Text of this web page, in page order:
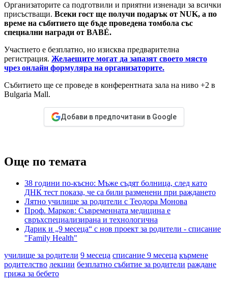
Организаторите са подготвили и приятни изненади за всички
присъстващи. Всеки гост ще получи подарък от NUK, а по
време на събитието ще бъде проведена томбола със
специални награди от BABÉ.
Участието е безплатно, но изисква предварителна
регистрация. Желаещите могат да запазят своето място
чрез онлайн формуляра на организаторите.
Събитието ще се проведе в конферентната зала на ниво +2 в
Bulgaria Mall.
Добави в предпочитани в Google
Още по темата
38 години по-късно: Мъже съдят болница, след като
ДНК тест показа, че са били разменени при раждането
Лятно училище за родители с Теодора Монова
Проф. Марков: Съвременната медицина е
свръхспециализирана и технологична
Дарик и „9 месеца“ с нов проект за родители - списание
"Family Health"
училище за родители 9 месеца списание 9 месеца кърмене
родителство лекции безплатно събитие за родители раждане
грижа за бебето